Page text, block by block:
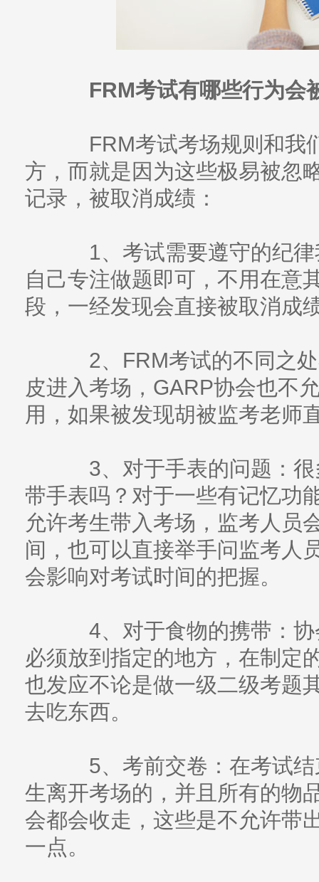
FRM考试有哪些行为会
FRM考试考场规则和我
方，而就是因为这些极易被忽
记录，被取消成绩：
1、考试需要遵守的纪律
自己专注做题即可，不用在意
段，一经发现会直接被取消成
2、FRM考试的不同之处
皮进入考场，GARP协会也不
用，如果被发现胡被监考老师
3、对于手表的问题：很
带手表吗？对于一些有记忆功
允许考生带入考场，监考人员
间，也可以直接举手问监考人
会影响对考试时间的把握。
4、对于食物的携带：协
必须放到指定的地方，在制定
也发应不论是做一级二级考题
去吃东西。
5、考前交卷：在考试结
生离开考场的，并且所有的物
会都会收走，这些是不允许带
一点。